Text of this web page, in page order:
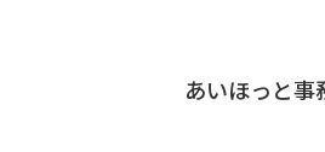
あいほっと事